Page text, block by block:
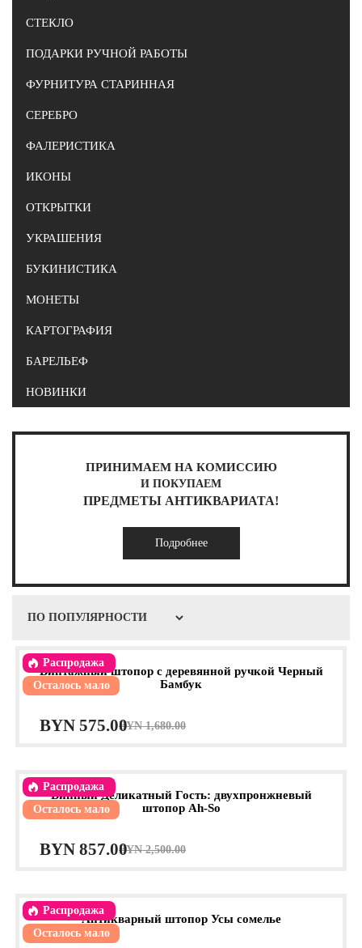
СТЕКЛО
ПОДАРКИ РУЧНОЙ РАБОТЫ
ФУРНИТУРА СТАРИННАЯ
СЕРЕБРО
ФАЛЕРИСТИКА
ИКОНЫ
ОТКРЫТКИ
УКРАШЕНИЯ
БУКИНИСТИКА
МОНЕТЫ
КАРТОГРАФИЯ
БАРЕЛЬЕФ
НОВИНКИ
ПРИНИМАЕМ НА КОМИССИЮ
И ПОКУПАЕМ
ПРЕДМЕТЫ АНТИКВАРИАТА!
Подробнее
Распродажа
Осталось мало
Винтажный штопор с деревянной ручкой Черный
Бамбук
BYN1,680.00
Первоначальная
составляла
BYN 1,680.00.
BYN 575.00Текущая
Распродажа
Осталось мало
Винный Деликатный Гость: двухпронжневый
штопор Ah-So
BYN2,500.00
Первоначальная
составляла
BYN 2,500.00.
BYN 857.00Текущая
Распродажа
Осталось мало
Антикварный штопор Усы сомелье